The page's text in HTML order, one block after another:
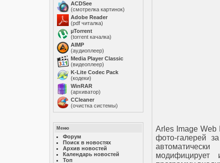
ACDSee
(смотрелка картинок)
Adobe Reader
(pdf читалка)
µTorrent
(torrent качалка)
AIMP
(аудиоплеер)
Media Player Classic
(видеоплеер)
K-Lite Codec Pack
(кодеки)
WinRAR
(архиватор)
ССleaner
(очистка системы)
Меню
Форум
Поиск в новостях
Архив новостей
Календарь новостей
Топ
Arles Image Web
фото-галерей
модифицирует